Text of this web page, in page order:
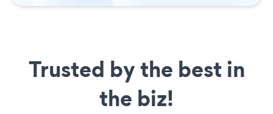
Trusted by the best in
the biz!